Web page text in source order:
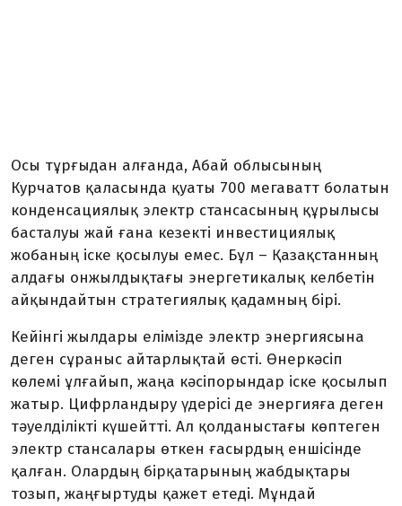
Осы тұрғыдан алғанда, Абай об­лы­сының
Курчатов қаласында қуаты 700 мегаватт болатын
конден­са­ция­лық электр стансасының құрылысы
бас­талуы жай ғана кезекті инвес­ти­ция­лық
жобаның іске қосылуы емес. Бұл – Қазақстанның
алдағы он­жыл­дықтағы энергетикалық келбетін
ай­қындайтын стратегиялық қадам­ның бірі.
Кейінгі жылдары елімізде электр энер­гиясына
деген сұраныс айтар­лық­тай өсті. Өнеркәсіп
көлемі ұл­ғайып, жаңа кәсіпорындар іске қо­сы­лып
жатыр. Цифрландыру үдерісі де энергияға деген
тәуелділікті кү­шейтті. Ал қолданыстағы көптеген
электр стансалары өткен ғасырдың ен­шісінде
қалған. Олардың бірқа­та­рының жабдықтары
тозып, жаңғыр­ту­ды қажет етеді. Мұндай